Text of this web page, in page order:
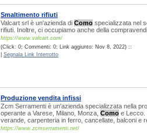
Smaltimento rifiuti
Valcart srl è un'azienda di Como specializzata nel
rifiuti. Inoltre, ci occupiamo anche della
https://www.valcart.com/
(Click: 0; Commenti: 0; Link aggiunto: Nov 8, 2022) ::
Segnala Link Interrotto
Produzione vendita infissi
Zcm Serramenti è un'azienda specializzata nella
operante a Varese, Milano, Monza, Como e Lecco.
verande, carpenteria in ferro, cancellate, balconi e
https://www.zcmserramenti.net/